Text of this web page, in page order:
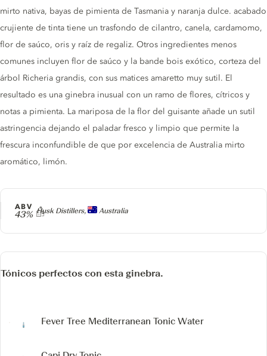
Producer
Husk Distillers, Australia
ABV
43%
mirto nativa, bayas de pimienta de Tasmania y naranja dulce. acabado
crujiente de tinta tiene un trasfondo de cilantro, canela, cardamomo,
flor de saúco, oris y raíz de regaliz. Otros ingredientes menos
comunes incluyen flor de saúco y la bande bois exótico, corteza del
árbol Richeria grandis, con sus matices amaretto muy sutil. El
resultado es una ginebra inusual con un ramo de flores, cítricos y
notas a pimienta. La mariposa de la flor del guisante añade un sutil
astringencia dejando el paladar fresco y limpio que permite la
frescura inconfundible de que por excelencia de Australia mirto
aromático, limón.
Tónicos perfectos con esta ginebra.
Fever Tree Mediterranean Tonic Water